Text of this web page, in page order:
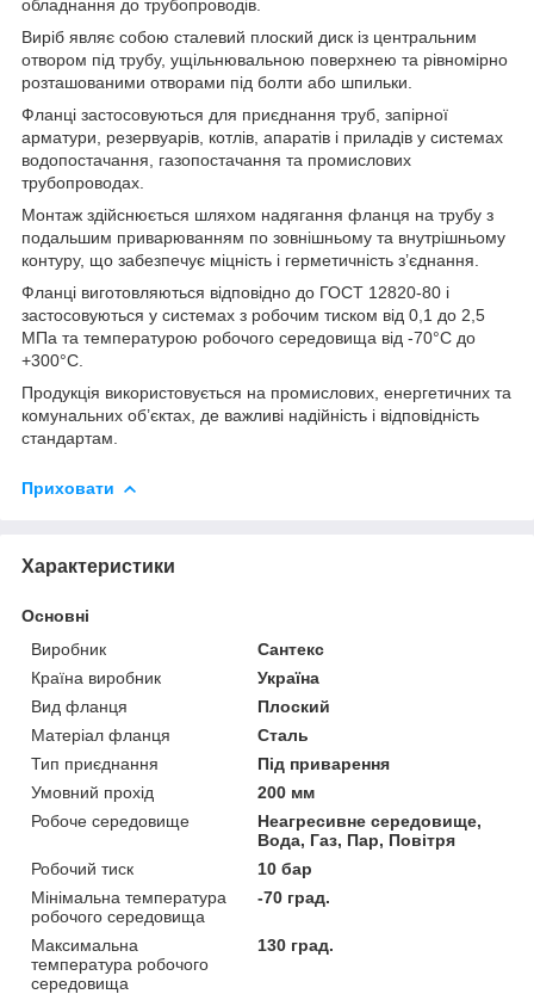
обладнання до трубопроводів.
Виріб являє собою сталевий плоский диск із центральним
отвором під трубу, ущільнювальною поверхнею та рівномірно
розташованими отворами під болти або шпильки.
Фланці застосовуються для приєднання труб, запірної
арматури, резервуарів, котлів, апаратів і приладів у системах
водопостачання, газопостачання та промислових
трубопроводах.
Монтаж здійснюється шляхом надягання фланця на трубу з
подальшим приварюванням по зовнішньому та внутрішньому
контуру, що забезпечує міцність і герметичність з’єднання.
Фланці виготовляються відповідно до ГОСТ 12820-80 і
застосовуються у системах з робочим тиском від 0,1 до 2,5
МПа та температурою робочого середовища від -70°C до
+300°C.
Продукція використовується на промислових, енергетичних та
комунальних об’єктах, де важливі надійність і відповідність
стандартам.
Приховати
Характеристики
Основні
Виробник
Сантекс
Країна виробник
Україна
Вид фланця
Плоский
Матеріал фланця
Сталь
Тип приєднання
Під приварення
Умовний прохід
200 мм
Робоче середовище
Неагресивне середовище,
Вода, Газ, Пар, Повітря
Робочий тиск
10 бар
Мінімальна температура
робочого середовища
-70 град.
Максимальна
температура робочого
середовища
130 град.